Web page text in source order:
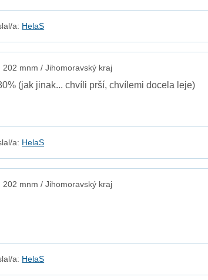
a: HelaS
202 mnm / Jihomoravský kraj
(jak jinak... chvíli prší, chvílemi docela leje)
a: HelaS
202 mnm / Jihomoravský kraj
a: HelaS